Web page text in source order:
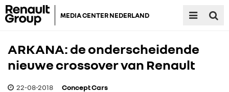
MEDIA CENTER NEDERLAND
ARKANA: de onderscheidende
nieuwe crossover van Renault
22-08-2018 Concept Cars